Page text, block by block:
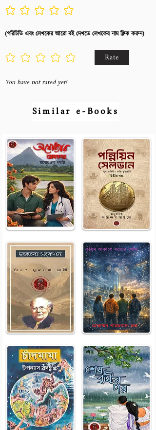
No ratings yet
(পরিচিতি এবং লেখকের আরো বই দেখতে লেখকের নাম ক্লিক করুন)
Rate
You have not rated yet!
Similar e-Books